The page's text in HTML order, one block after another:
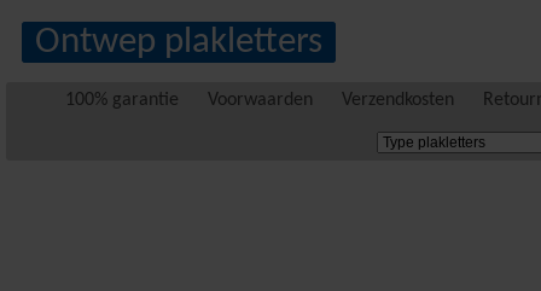
Ontwep plakletters
100% garantie Voorwaarden Verzendkosten